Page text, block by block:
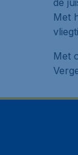
de
Met
Met